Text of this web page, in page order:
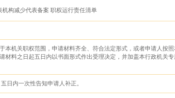
构减少代表备案 职权运行责任清单
本机关职权范围，申请材料齐全、符合法定形式，或者申请人按
材料之日起五日内以书面形式作出受理决定，并加盖本行政机关专
日内一次性告知申请人补正。